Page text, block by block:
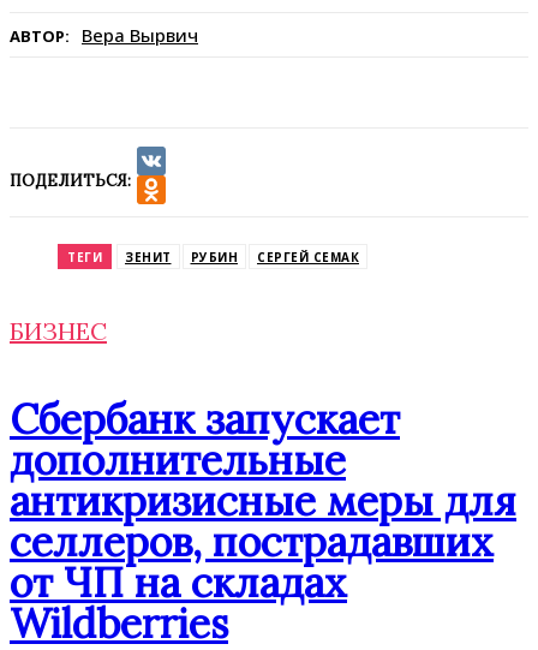
АВТОР: Вера Вырвич
ПОДЕЛИТЬСЯ:
VK
ТЕГИ ЗЕНИТ РУБИН СЕРГЕЙ СЕМАК
БИЗНЕС
Сбербанк запускает
дополнительные
антикризисные меры для
селлеров, пострадавших
от ЧП на складах
Wildberries